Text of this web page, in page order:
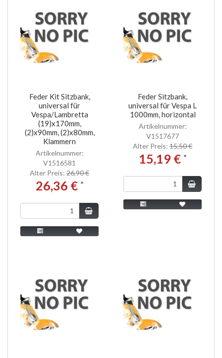
Feder Kit Sitzbank,
universal für
Vespa/Lambretta
(19)x170mm,
(2)x90mm, (2)x80mm,
Klammern
Artikelnummer:
V1516581
Alter Preis: 26,90 €
26,36 € *
Feder Sitzbank,
universal für Vespa L
1000mm, horizontal
Artikelnummer:
V1517677
Alter Preis: 15,50 €
15,19 € *